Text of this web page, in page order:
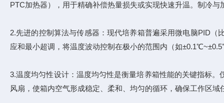
PTC加热器），用于精确补偿热量损失或实现快速升温。制冷
2.先进的控制算法与传感器：现代培养箱普遍采用微电脑PID
应和最小超调，将温度波动控制在极小的范围内（如
3.温度均匀性设计：温度均匀性是衡量培养箱性能的关键指标
风扇，使箱内空气形成稳定、柔和、均匀的循环，确保工作区